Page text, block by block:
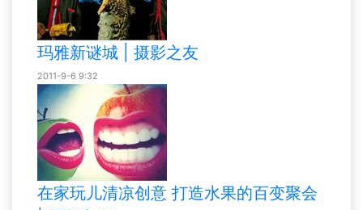
玛雅新谜城 | 摄影之友
2011-9-6 9:32
在家玩儿清凉创意 打造水果的百变聚会